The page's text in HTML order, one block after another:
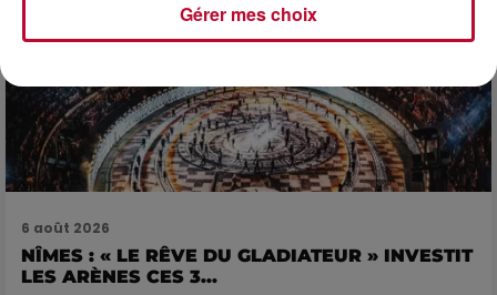
6 août 2026
NÎMES : « LE RÊVE DU GLADIATEUR » INVESTIT
LES ARÈNES CES 3...
Gérer mes choix